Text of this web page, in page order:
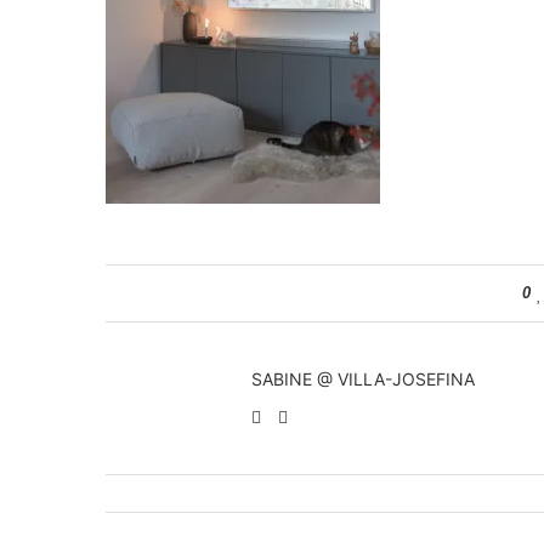
0
SABINE @ VILLA-JOSEFINA